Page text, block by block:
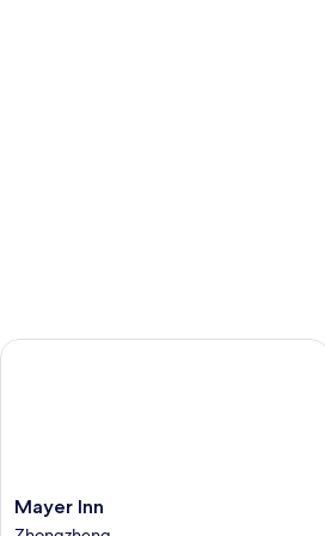
Mayer
Inn
Mayer Inn
Mayer Inn